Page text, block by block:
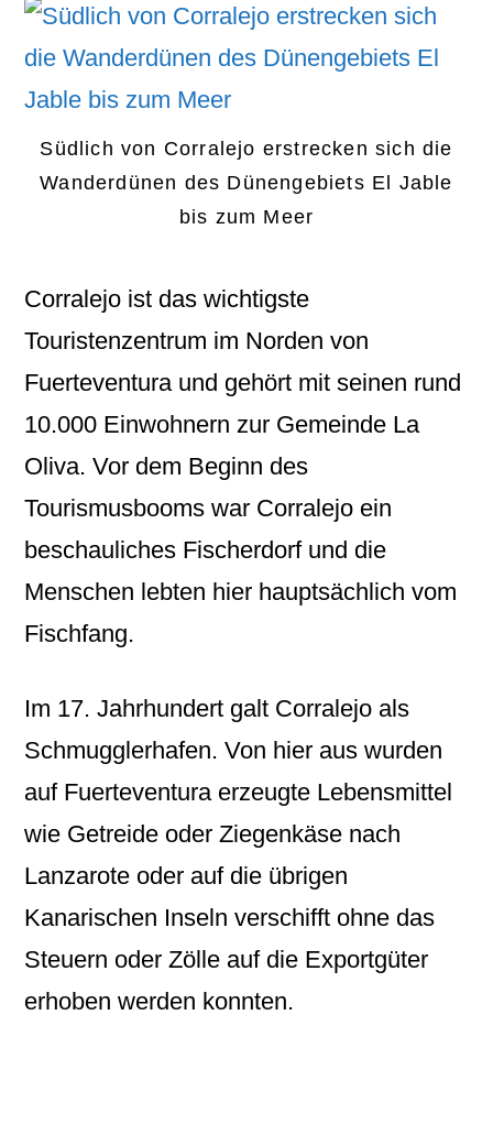
Südlich von Corralejo erstrecken sich die
Wanderdünen des Dünengebiets El Jable
bis zum Meer
Corralejo ist das wichtigste
Touristenzentrum im Norden von
Fuerteventura und gehört mit seinen rund
10.000 Einwohnern zur Gemeinde La
Oliva. Vor dem Beginn des
Tourismusbooms war Corralejo ein
beschauliches Fischerdorf und die
Menschen lebten hier hauptsächlich vom
Fischfang.
Im 17. Jahrhundert galt Corralejo als
Schmugglerhafen. Von hier aus wurden
auf Fuerteventura erzeugte Lebensmittel
wie Getreide oder Ziegenkäse nach
Lanzarote oder auf die übrigen
Kanarischen Inseln verschifft ohne das
Steuern oder Zölle auf die Exportgüter
erhoben werden konnten.